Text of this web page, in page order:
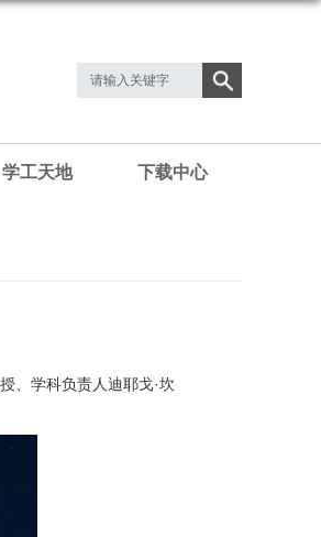
学工天地 下载中心
、学科负责人迪耶戈·坎